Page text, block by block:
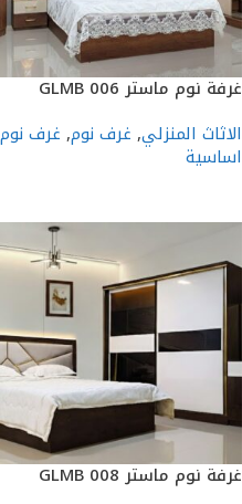
غرفة نوم ماستر GLMB 006
الاثاث المنزلي, غرف نوم, غرف نوم
اساسية
غرفة نوم ماستر GLMB 008